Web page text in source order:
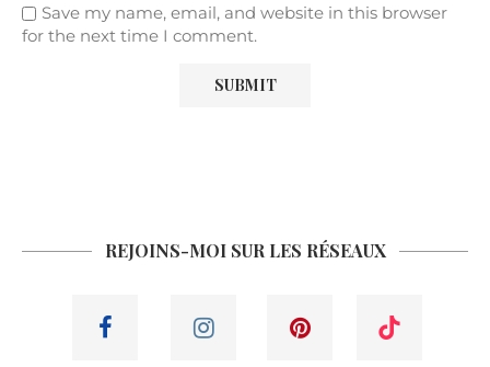
Save my name, email, and website in this browser
for the next time I comment.
REJOINS-MOI SUR LES RÉSEAUX